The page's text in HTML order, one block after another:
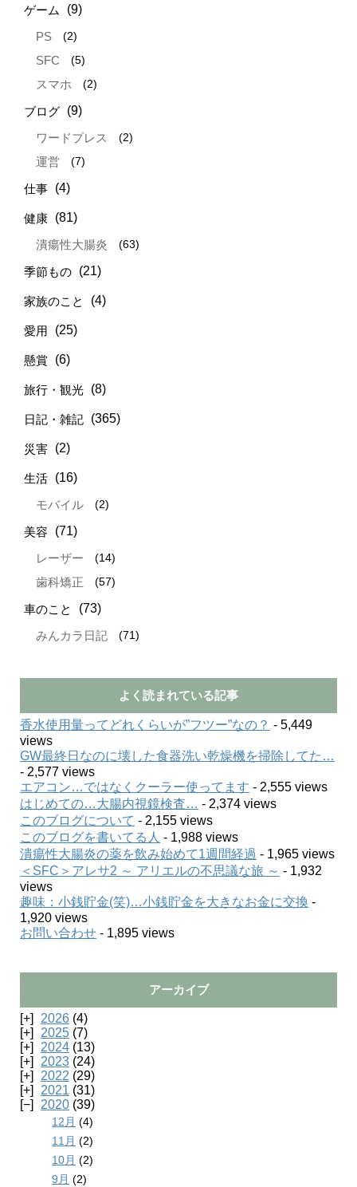
ゲーム (9)
PS (2)
SFC (5)
スマホ (2)
ブログ (9)
ワードプレス (2)
運営 (7)
仕事 (4)
健康 (81)
潰瘍性大腸炎 (63)
季節もの (21)
家族のこと (4)
愛用 (25)
懸賞 (6)
旅行・観光 (8)
日記・雑記 (365)
災害 (2)
生活 (16)
モバイル (2)
美容 (71)
レーザー (14)
歯科矯正 (57)
車のこと (73)
みんカラ日記 (71)
よく読まれている記事
香水使用量ってどれくらいが”フツー”なの？ - 5,449
views
GW最終日なのに壊した食器洗い乾燥機を掃除してた…
- 2,577 views
エアコン…ではなくクーラー使ってます - 2,555 views
はじめての…大腸内視鏡検査… - 2,374 views
このブログについて - 2,155 views
このブログを書いてる人 - 1,988 views
潰瘍性大腸炎の薬を飲み始めて1週間経過 - 1,965 views
＜SFC＞アレサ2 ～ アリエルの不思議な旅 ～ - 1,932
views
趣味：小銭貯金(笑)…小銭貯金を大きなお金に交換 -
1,920 views
お問い合わせ - 1,895 views
アーカイブ
2026 (4)
2025 (7)
2024 (13)
2023 (24)
2022 (29)
2021 (31)
2020 (39)
12月 (4)
11月 (2)
10月 (2)
9月 (2)